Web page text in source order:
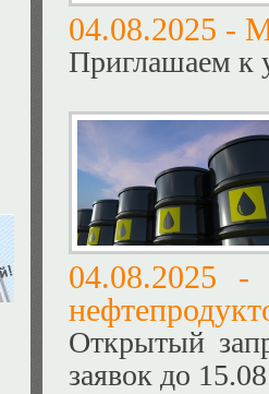
04.08.2025 -
Приглашаем к
04.08.2025
Открытый
заявок до